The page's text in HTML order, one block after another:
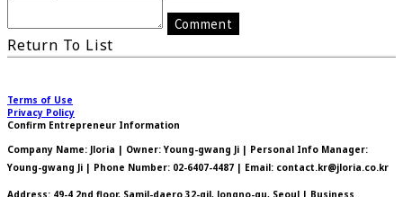
Comment
Return To List
Terms of Use
Privacy Policy
Confirm Entrepreneur Information
Company Name: Jloria | Owner: Young-gwang Ji | Personal Info Manager:
Young-gwang Ji | Phone Number: 02-6407-4487 | Email: contact.kr@jloria.co.kr
Address: 49-4 2nd floor, Samil-daero 32-gil, Jongno-gu, Seoul | Business